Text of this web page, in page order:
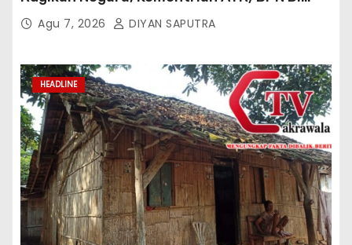
Gugat Di PTUN Jakarta
Agu 7, 2026 DIYAN SAPUTRA
HEADLINE